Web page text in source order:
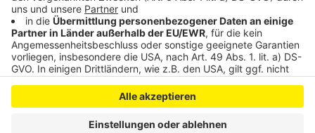
Anzeige
Anzeige